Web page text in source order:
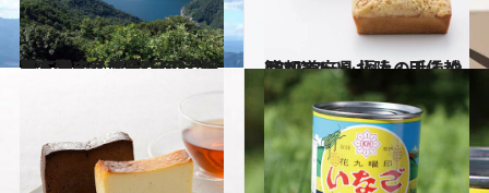
2017.9.26
日本海のイメージを心地よく覆す？ 2泊3日の若狭路ドライブ旅行へGO
旅＆お出かけ 2017.11.20
47都道府県 極上の手みやげリスト ～北陸・甲信越篇2017～
グルメ